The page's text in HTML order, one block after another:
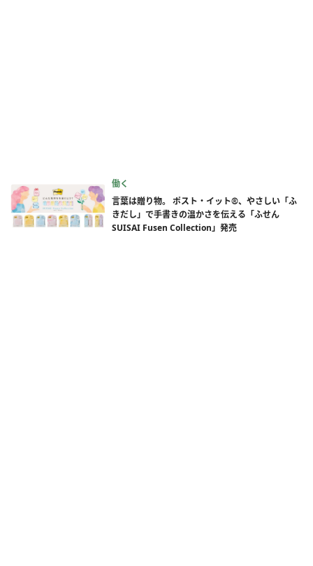
働く
言葉は贈り物。 ポスト・イット®、やさしい「ふ
きだし」で手書きの温かさを伝える「ふせん
SUISAI Fusen Collection」発売